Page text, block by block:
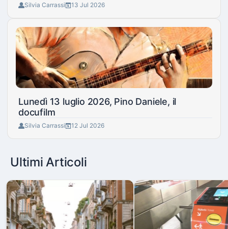
Silvia Carrassi 13 Jul 2026
Lunedì 13 luglio 2026, Pino Daniele, il
docufilm
Silvia Carrassi 12 Jul 2026
Ultimi Articoli